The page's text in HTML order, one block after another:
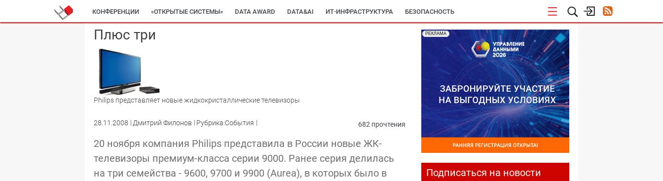
КОНФЕРЕНЦИИ «ОТКРЫТЫЕ СИСТЕМЫ» DATA AWARD DATA&AI ИТ-ИНФРАСТРУКТУРА БЕЗОПАСНОСТЬ
Плюс три
Philips представляет новые жидкокристаллические телевизоры
28.11.2008 Дмитрий Филонов Рубрика:События 682 прочтения
20 ноября компания Philips представила в России новые ЖК-
телевизоры премиум-класса серии 9000. Ранее серия делилась
на три семейства - 9600, 9700 и 9900 (Aurea), в которых было в
РЕКЛАМА
Подписаться на новости